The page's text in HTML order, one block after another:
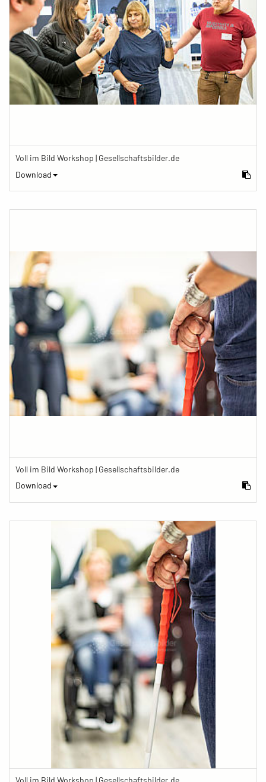
Voll im Bild Workshop | Gesellschaftsbilder.de
Download
Voll im Bild Workshop | Gesellschaftsbilder.de
Download